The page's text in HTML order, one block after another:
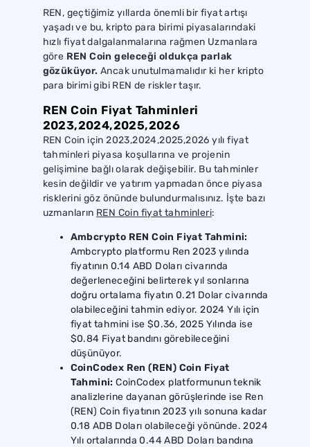
REN, geçtiğimiz yıllarda önemli bir fiyat artışı
yaşadı ve bu, kripto para birimi piyasalarındaki
hızlı fiyat dalgalanmalarına rağmen Uzmanlara
göre REN Coin geleceği oldukça parlak
gözüküyor. Ancak unutulmamalıdır ki her kripto
para birimi gibi REN de riskler taşır.
REN Coin Fiyat Tahminleri
2023,2024,2025,2026
REN Coin için 2023,2024,2025,2026 yılı fiyat
tahminleri piyasa koşullarına ve projenin
gelişimine bağlı olarak değişebilir. Bu tahminler
kesin değildir ve yatırım yapmadan önce piyasa
risklerini göz önünde bulundurmalısınız. İşte bazı
uzmanların REN Coin fiyat tahminleri:
Ambcrypto REN Coin Fiyat Tahmini:
Ambcrypto platformu Ren 2023 yılında
fiyatının 0.14 ABD Doları civarında
değerleneceğini belirterek yıl sonlarına
doğru ortalama fiyatın 0.21 Dolar civarında
olabileceğini tahmin ediyor. 2024 Yılı için
fiyat tahmini ise $0.36, 2025 Yılında ise
$0.84 Fiyat bandını görebileceğini
düşünüyor.
CoinCodex Ren (REN) Coin Fiyat
Tahmini: CoinCodex platformunun teknik
analizlerine dayanan görüşlerinde ise Ren
(REN) Coin fiyatının 2023 yılı sonuna kadar
0.18 ADB Doları olabileceği yönünde. 2024
Yılı ortalarında 0.44 ABD Doları bandına